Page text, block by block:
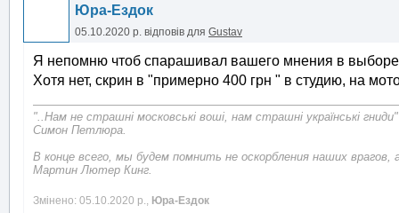
Юра-Ездок
05.10.2020 р. відповів для Gustav
Я непомню чтоб спарашивал вашего мнения в выборе
Хотя нет, скрин в "примерно 400 грн " в студию, на
"..Нам не страшні московські воші, нам страшні українські гниди"
Симон Петлюра.
В конце всего, мы будем помнить не оскорбления наших врагов,
Мартин Лютер Кинг.
Змінено: 05.10.2020 р., Юра-Ездок